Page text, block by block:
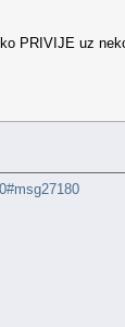
PRIVIJE uz